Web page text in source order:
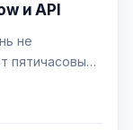
и API
не
пятичасовые
— таблицу